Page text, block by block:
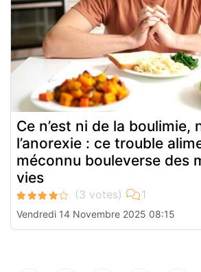
Ce n’est ni de la boulimie,
l’anorexie : ce trouble
méconnu bouleverse des
vies
Vendredi 14 Novembre 2025 08:15